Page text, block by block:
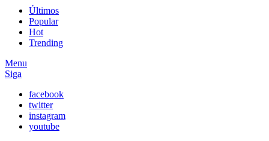
Últimos
Popular
Hot
Trending
Menu
Siga
facebook
twitter
instagram
youtube